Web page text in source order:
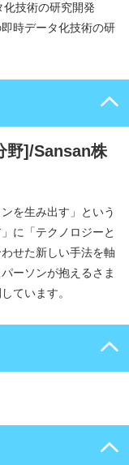
化技術の研究開発
時データ化技術の研
野]/Sansan株
を生み出す」という
に「テクノロジーと
せた新しい手法を軸
ーソンが抱えるさま
ています。